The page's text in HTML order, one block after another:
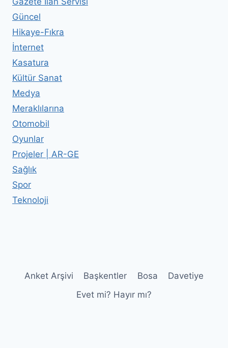
Güncel
Hikaye-Fıkra
İnternet
Kasatura
Kültür Sanat
Medya
Meraklılarına
Otomobil
Oyunlar
Projeler | AR-GE
Sağlık
Spor
Teknoloji
Anket Arşivi Başkentler Bosa
Davetiye
Evet mi? Hayır mı?